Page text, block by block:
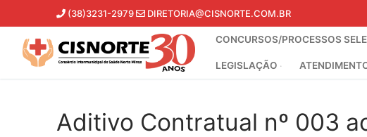
para
conteúdo
(38)3231-2979 DIRETORIA@CISNORTE.COM.BR
CONCURSOS/PROCESSOS
LEGISLAÇÃO
Aditivo Contratual nº 003